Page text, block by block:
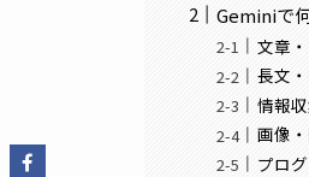
Geminiで
文章
長文
情報
画像
プロ